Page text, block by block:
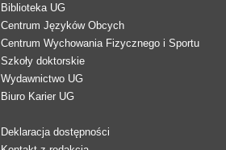
Biblioteka UG
Centrum Języków Obcych
Centrum Wychowania Fizycznego i Sportu
Szkoły doktorskie
Wydawnictwo UG
Biuro Karier UG
Deklaracja dostępności